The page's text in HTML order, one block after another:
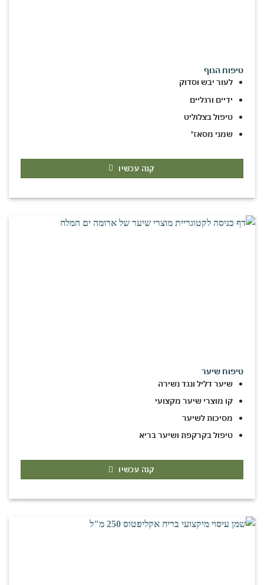
טיפוח הגוף
לעור יבש וסדוק
ידיים ורגליים
טיפול בצלוליט
שמני מסאז'
קנה עכשיו
טיפוח שיער
שיער דליל ונגד נשירה
קו מוצרי שיער מקצועי
מסיכות לשיער
טיפול בקרקפת ושיער בריא
קנה עכשיו